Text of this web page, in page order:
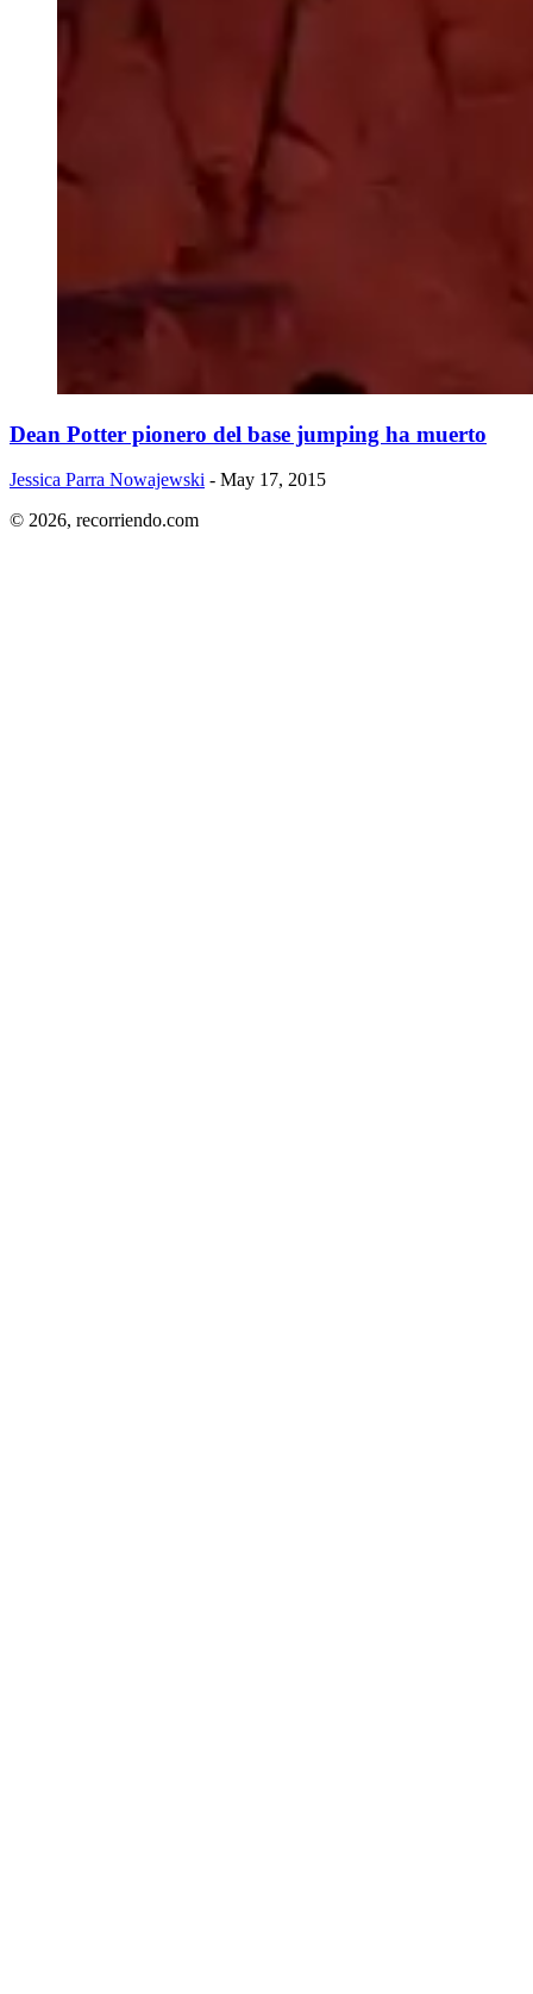
Dean Potter pionero del base jumping ha muerto
Jessica Parra Nowajewski - May 17, 2015
© 2026, recorriendo.com